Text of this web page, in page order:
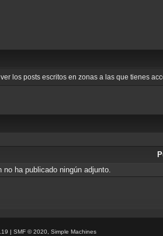
los posts escritos en zonas a las que tienes
no ha publicado ningún adjunto.
| SMF © 2020, Simple Machines